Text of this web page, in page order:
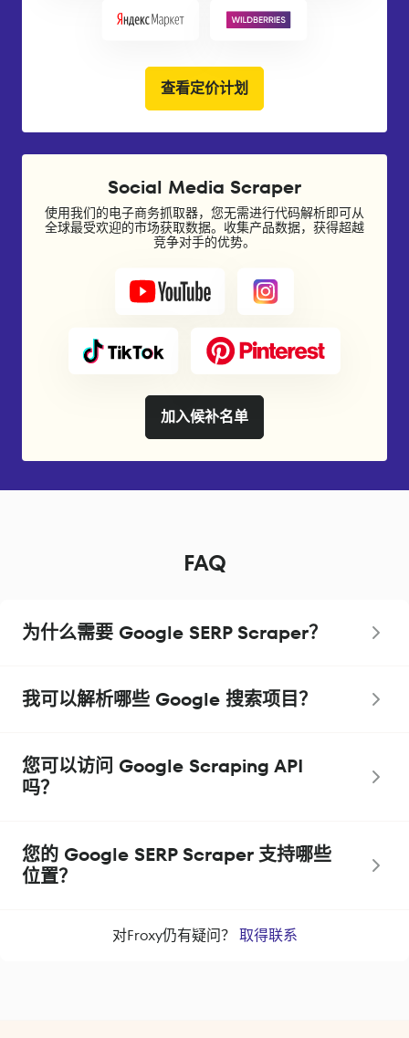
查看定价计划
Social Media Scraper
使用我们的电子商务抓取器，您无需进行代码解析即可从
全球最受欢迎的市场获取数据。收集产品数据，获得超越
竞争对手的优势。
加入候补名单
FAQ
为什么需要 Google SERP Scraper？
我可以解析哪些 Google 搜索项目？
您可以访问 Google Scraping API
吗？
您的 Google SERP Scraper 支持哪些
位置？
对Froxy仍有疑问？ 取得联系